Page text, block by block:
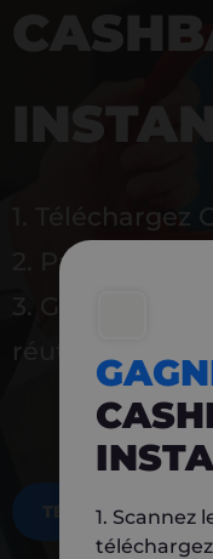
1. Téléchargez
2. Payez en
3. Gagnez
réutiliser
TÉLÉCHARGEZ
1. Scannez